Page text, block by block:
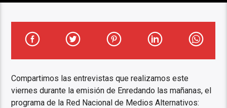
Compartimos las entrevistas que realizamos este
viernes durante la emisión de Enredando las mañanas, el
programa de la Red Nacional de Medios Alternativos: